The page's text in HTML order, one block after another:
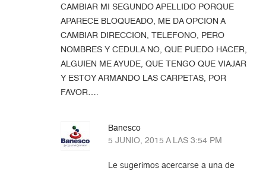
CAMBIAR MI SEGUNDO APELLIDO PORQUE
APARECE BLOQUEADO, ME DA OPCION A
CAMBIAR DIRECCION, TELEFONO, PERO
NOMBRES Y CEDULA NO, QUE PUEDO HACER,
ALGUIEN ME AYUDE, QUE TENGO QUE VIAJAR
Y ESTOY ARMANDO LAS CARPETAS, POR
FAVOR….
Banesco
5 JUNIO, 2015 A LAS 3:54 PM
Le sugerimos acercarse a una de